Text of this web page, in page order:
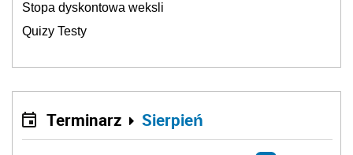
Stopa dyskontowa weksli
Quizy Testy
Terminarz Sierpień